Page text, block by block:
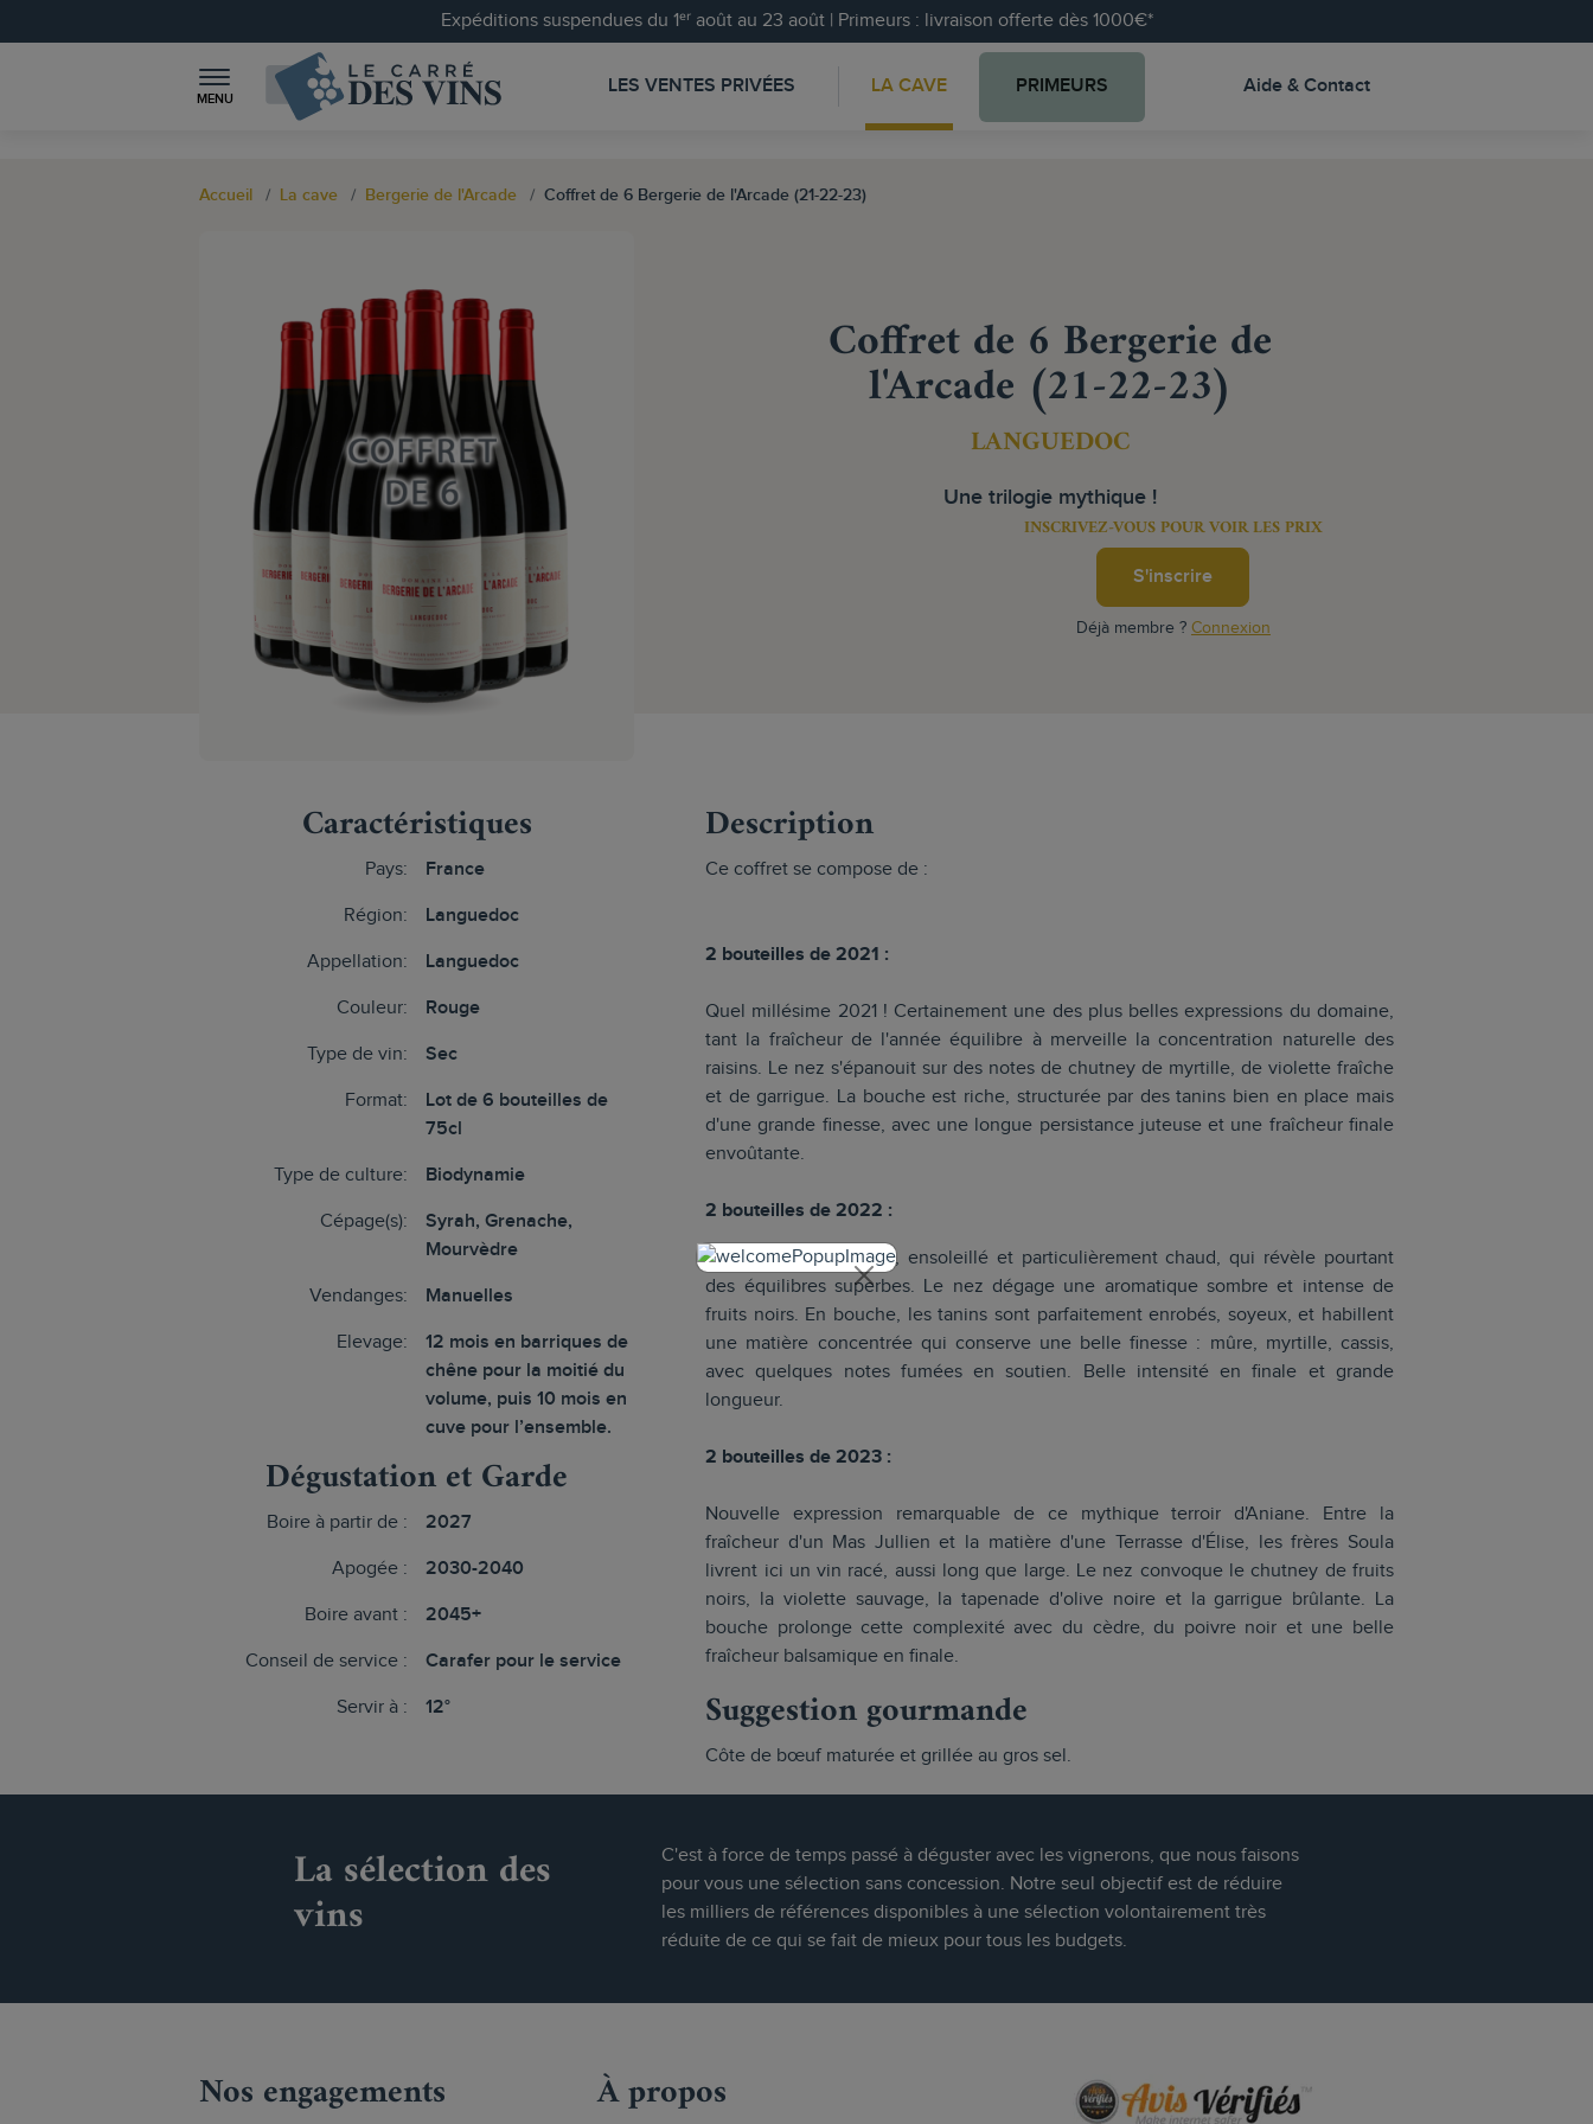
Expéditions suspendues du 1ᵉʳ août au 23 août | Primeurs : livraison offerte dès 1000€*
MENU
LES VENTES PRIVÉES LA CAVE PRIMEURS Aide & Contact
Accueil La cave Bergerie de l'Arcade Coffret de 6 Bergerie de l'Arcade (21-22-23)
Coffret de 6 Bergerie de
l'Arcade (21-22-23)
LANGUEDOC
Une trilogie mythique !
INSCRIVEZ-VOUS POUR VOIR LES PRIX
S'inscrire
Déjà membre ? Connexion
Caractéristiques
Pays: France
Région: Languedoc
Appellation: Languedoc
Couleur: Rouge
Type de vin: Sec
Format:
Lot de 6 bouteilles de
75cl
Type de culture: Biodynamie
Cépage(s):
Syrah, Grenache,
Mourvèdre
Vendanges: Manuelles
Elevage:
12 mois en barriques de
chêne pour la moitié du
volume, puis 10 mois en
cuve pour l’ensemble.
Dégustation et Garde
Boire à partir de : 2027
Apogée : 2030-2040
Boire avant : 2045+
Conseil de service : Carafer pour le service
Servir à : 12°
Description
Ce coffret se compose de :
2 bouteilles de 2021 :
Quel millésime 2021 ! Certainement une des plus belles expressions du domaine,
tant la fraîcheur de l'année équilibre à merveille la concentration naturelle des
raisins. Le nez s'épanouit sur des notes de chutney de myrtille, de violette fraîche
et de garrigue. La bouche est riche, structurée par des tanins bien en place mais
d'une grande finesse, avec une longue persistance juteuse et une fraîcheur finale
envoûtante.
2 bouteilles de 2022 :
Grand millésime 2022, ensoleillé et particulièrement chaud, qui révèle pourtant
des équilibres superbes. Le nez dégage une aromatique sombre et intense de
fruits noirs. En bouche, les tanins sont parfaitement enrobés, soyeux, et habillent
une matière concentrée qui conserve une belle finesse : mûre, myrtille, cassis,
avec quelques notes fumées en soutien. Belle intensité en finale et grande
longueur.
2 bouteilles de 2023 :
Nouvelle expression remarquable de ce mythique terroir d'Aniane. Entre la
fraîcheur d'un Mas Jullien et la matière d'une Terrasse d'Élise, les frères Soula
livrent ici un vin racé, aussi long que large. Le nez convoque le chutney de fruits
noirs, la violette sauvage, la tapenade d'olive noire et la garrigue brûlante. La
bouche prolonge cette complexité avec du cèdre, du poivre noir et une belle
fraîcheur balsamique en finale.
Suggestion gourmande
Côte de bœuf maturée et grillée au gros sel.
La sélection des
vins
C'est à force de temps passé à déguster avec les vignerons, que nous faisons
pour vous une sélection sans concession. Notre seul objectif est de réduire
les milliers de références disponibles à une sélection volontairement très
réduite de ce qui se fait de mieux pour tous les budgets.
Nos engagements À propos